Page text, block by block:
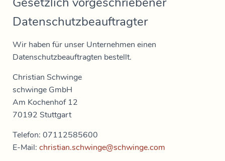
Datenschutzbeauftragter
Wir haben für unser Unternehmen einen
Datenschutzbeauftragten bestellt.
Christian Schwinge
schwinge GmbH
Am Kochenhof 12
70192 Stuttgart
Telefon: 07112585600
E-Mail: christian.schwinge@schwinge.com